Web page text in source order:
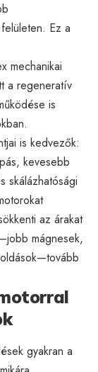
Ez a
mechanikai
a regeneratív
is
is kedvezők:
kevesebb
skálázhatósági
az árakat
mágnesek,
gyakran a